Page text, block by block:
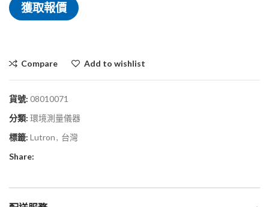
獲取報價
Compare Add to wishlist
貨號: 08010071
分類: 環境測量儀器
標籤: Lutron, 台灣
Share: